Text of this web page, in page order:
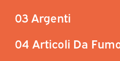
03 Argenti
04 Articoli Da